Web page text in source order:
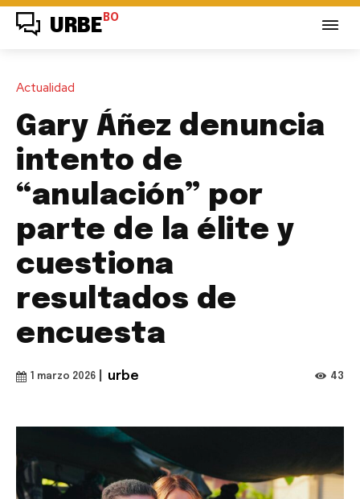
URBE BO
Actualidad
Gary Áñez denuncia
intento de
“anulación” por
parte de la élite y
cuestiona
resultados de
encuesta
1 marzo 2026 urbe 43